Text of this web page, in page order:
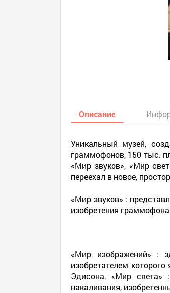
Описание
Уникальный музей,
граммофонов, 150 тыс.
«Мир звуков», «Мир
переехал в новое,
«Мир звуков» :
изобретения
«Мир изображений» :
изобретателем
Эдисона. «Мир света»
накаливания,